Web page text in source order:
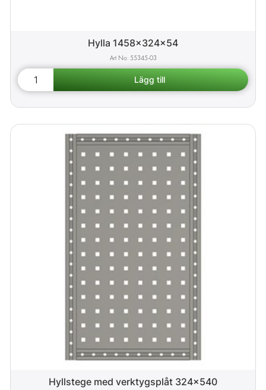
Hylla 1458x324x54
55345-03
Hyllstege med verktygsplåt 324x540